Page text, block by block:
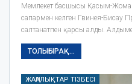
Мемлекет басшысы Қасым-
сапармен келген Гвинея-Бисау
салтанатпен қарсы алды.
ТОЛЫҒЫРАҚ...
ЖАҢАЛЫҚТАР ТІЗБЕСІ